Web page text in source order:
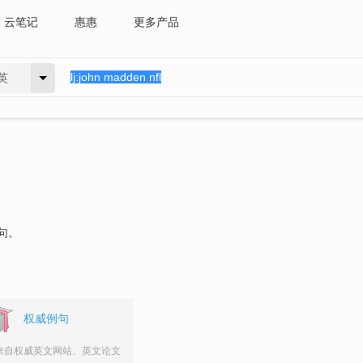
云笔记 惠惠 更多产品
。
权威例句
自权威英文网站、英文论文